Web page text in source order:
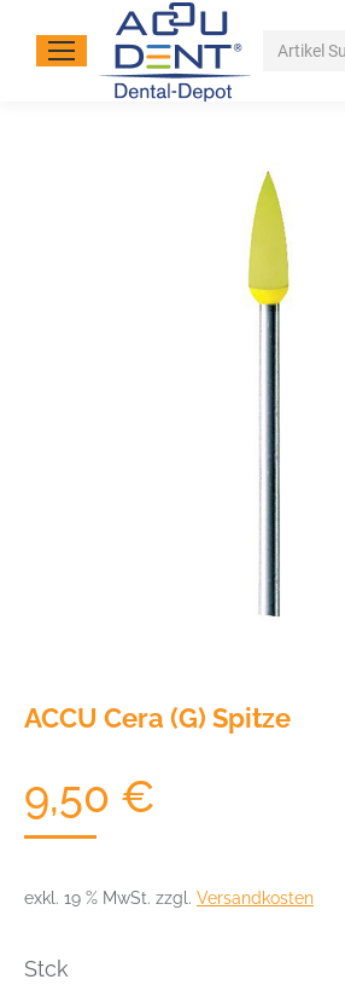
Search:
ACCU Cera (G) Spitze
9,50 €
exkl. 19 % MwSt. zzgl. Versandkosten
Stck